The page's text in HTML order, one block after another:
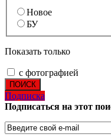
Новое
БУ
Показать только
с фотографией
ПОИСК
Подписка
Подписаться на этот